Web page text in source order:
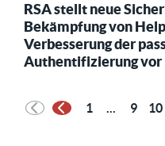
RSA stellt neue
Bekämpfung von
Verbesserung der
Authentifizierung vor
Vorherige Seite
1 ... 9 10